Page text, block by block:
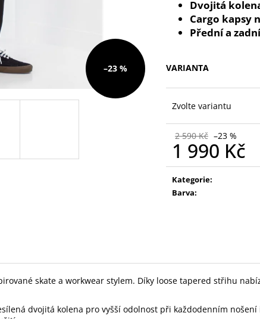
Dvojitá
Cargo kapsy
Přední a
VARIANTA
Zvolte variantu
2 590 Kč –23 %
1 990 Kč
Měrná
cena:
Kategorie:
Barva:
–23 %
skate a workwear stylem. Díky loose tapered střihu
dvojitá kolena pro vyšší odolnost při každodenním